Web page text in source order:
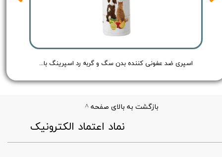
اسپری ضد عفونی کننده بدن سگ و گربه رد اسپرینگ با رایحه هلو و لیمو - Redspring Cat & Dog Body Spray Peach & Lemon Flavour - حجم 150 میلی لیتر
بازگشت به بالای صفحه ^
​نماد اعتماد الکترونیک